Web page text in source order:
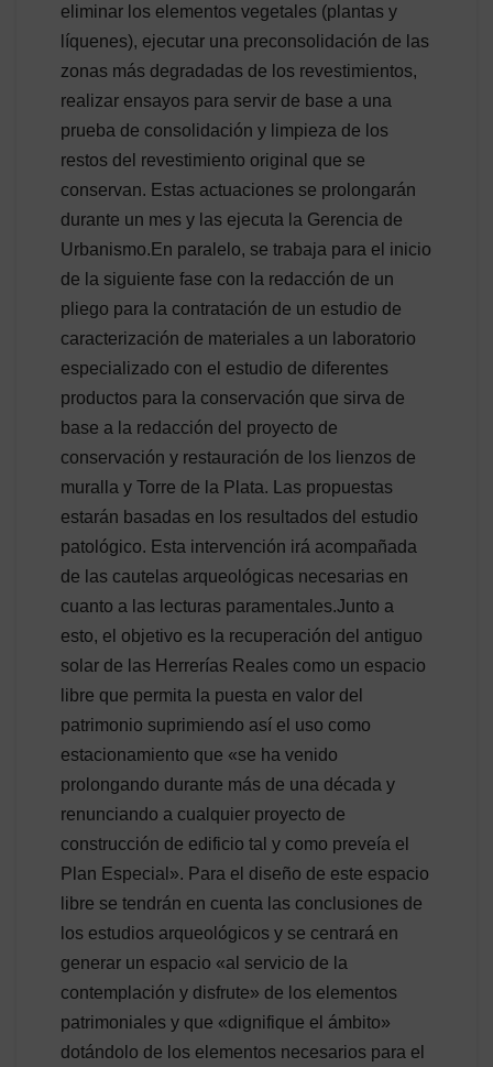
eliminar los elementos vegetales (plantas y
líquenes), ejecutar una preconsolidación de las
zonas más degradadas de los revestimientos,
realizar ensayos para servir de base a una
prueba de consolidación y limpieza de los
restos del revestimiento original que se
conservan. Estas actuaciones se prolongarán
durante un mes y las ejecuta la Gerencia de
Urbanismo.En paralelo, se trabaja para el inicio
de la siguiente fase con la redacción de un
pliego para la contratación de un estudio de
caracterización de materiales a un laboratorio
especializado con el estudio de diferentes
productos para la conservación que sirva de
base a la redacción del proyecto de
conservación y restauración de los lienzos de
muralla y Torre de la Plata. Las propuestas
estarán basadas en los resultados del estudio
patológico. Esta intervención irá acompañada
de las cautelas arqueológicas necesarias en
cuanto a las lecturas paramentales.Junto a
esto, el objetivo es la recuperación del antiguo
solar de las Herrerías Reales como un espacio
libre que permita la puesta en valor del
patrimonio suprimiendo así el uso como
estacionamiento que «se ha venido
prolongando durante más de una década y
renunciando a cualquier proyecto de
construcción de edificio tal y como preveía el
Plan Especial». Para el diseño de este espacio
libre se tendrán en cuenta las conclusiones de
los estudios arqueológicos y se centrará en
generar un espacio «al servicio de la
contemplación y disfrute» de los elementos
patrimoniales y que «dignifique el ámbito»
dotándolo de los elementos necesarios para el